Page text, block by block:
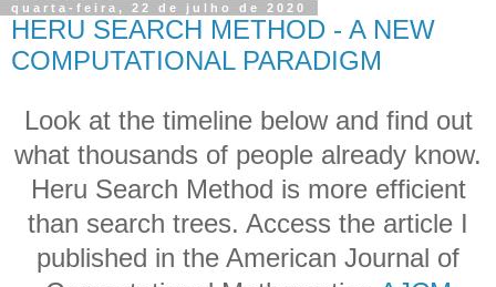
quarta-feira, 22 de julho de 2020
HERU SEARCH METHOD - A NEW
COMPUTATIONAL PARADIGM
Look at the timeline below and find out
what thousands of people already know.
Heru Search Method is more efficient
than search trees. Access the article I
published in the American Journal of